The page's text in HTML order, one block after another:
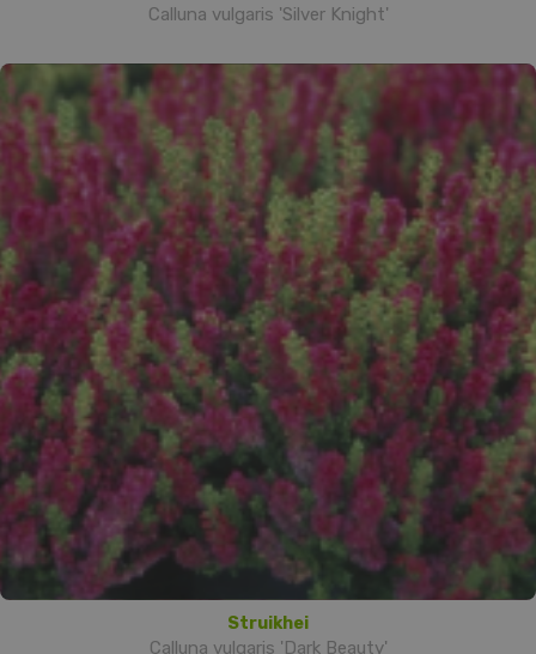
Calluna vulgaris 'Silver Knight'
Struikhei
Calluna vulgaris 'Dark Beauty'